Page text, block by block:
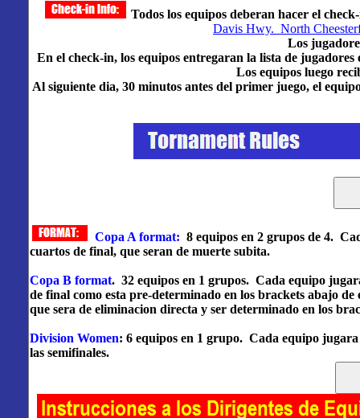
Todos los equipos deberan hacer el
Davis Hwy. North
Los
En el check-in, los equipos entregaran la lista de
Los equipos luego
Al siguiente dia, 30 minutos antes del primer juego, el
Copa A format: 8 equipos en 2 grupos de 4.
cuartos de final, que seran de muerte subita.
Copa B format. 32 equipos en 1 grupos. Cada equipo
de final como esta pre-determinado en los brackets abajo
que sera de eliminacion directa y ser determinado en los
Division Women: 6 equipos en 1 grupo. Cada equipo
las semifinales.